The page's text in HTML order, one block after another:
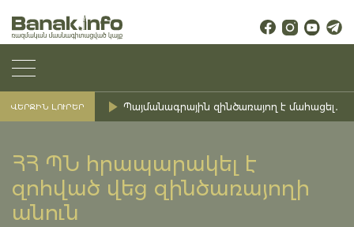
ՎԵՐՋԻՆ ԼՈՒՐԵՐ Պայմանագրային զինծառայող է մահացել․
ՀՀ ՊՆ հրապարակել է
զոհված վեց զինծառայողի
անուն